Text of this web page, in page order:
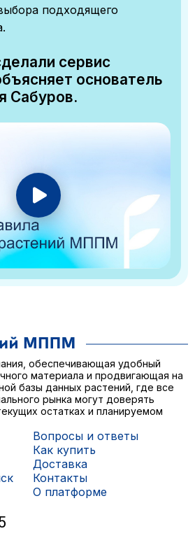
подходящего
сервис
основатель
Сабуров.
обеспечивающая удобный
материала и продвигающая на
базы данных растений, где все
рынка могут доверять
остатках и планируемом
Вопросы и ответы
Как купить
Доставка
Контакты
О платформе